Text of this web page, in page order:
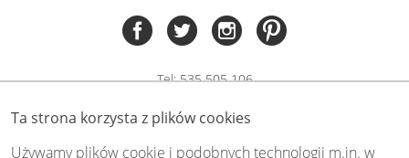
Ta strona korzysta z plików cookies
Używamy plików cookie i podobnych technologii m.in. w
Tel:535 505 106
biuro@swiat-obrazow.pl
Copyright by swiat-obrazow.pl 2026,